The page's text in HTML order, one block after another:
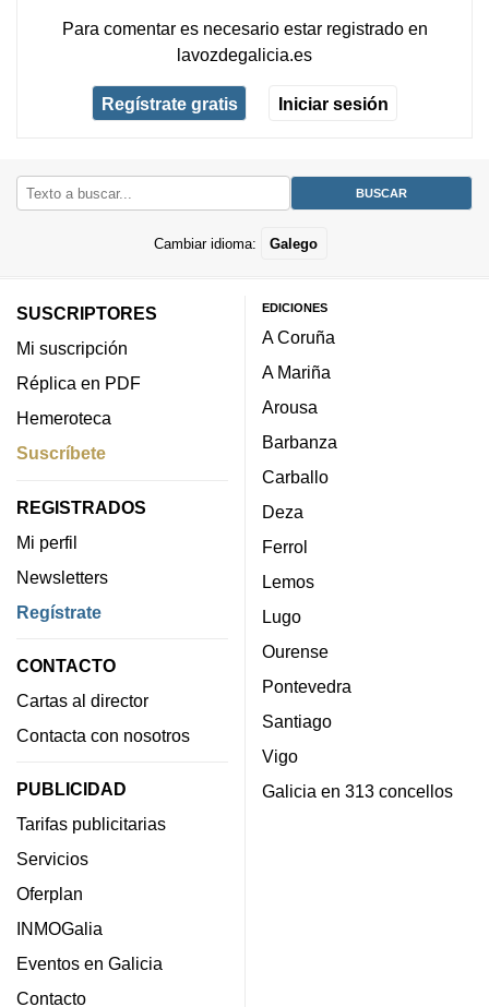
Para comentar es necesario estar registradoen
lavozdegalicia.es
Regístrate gratis Iniciar sesión
Cambiar idioma: Galego
SUSCRIPTORES
Mi suscripción
Réplica en PDF
Hemeroteca
Suscríbete
REGISTRADOS
Mi perfil
Newsletters
Regístrate
CONTACTO
Cartas al director
Contacta con nosotros
PUBLICIDAD
Tarifas publicitarias
Servicios
Oferplan
INMOGalia
Eventos en Galicia
Contacto
EDICIONES
A Coruña
A Mariña
Arousa
Barbanza
Carballo
Deza
Ferrol
Lemos
Lugo
Ourense
Pontevedra
Santiago
Vigo
Galicia en 313 concellos